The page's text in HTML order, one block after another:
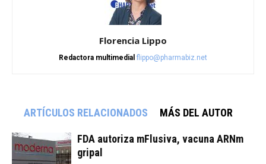
Florencia Lippo
Redactora multimedial flippo@pharmabiz.net
ARTÍCULOS RELACIONADOS MÁS DEL AUTOR
FDA autoriza mFlusiva, vacuna ARNm
gripal